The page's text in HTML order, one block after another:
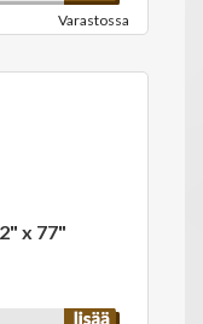
Varastossa
x 77"